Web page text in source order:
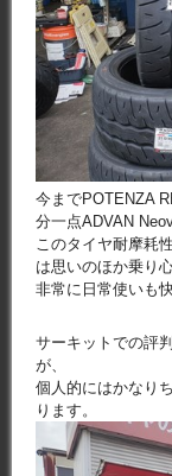
今までPOTENZA
分一点ADVAN
このタイヤ耐摩耗
は思いのほか乗り
非常に日常使いも
サーキットでの評
が、
個人的にはかなり
ります。